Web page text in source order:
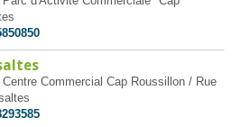
Commercial Cap Roussillon / Rue